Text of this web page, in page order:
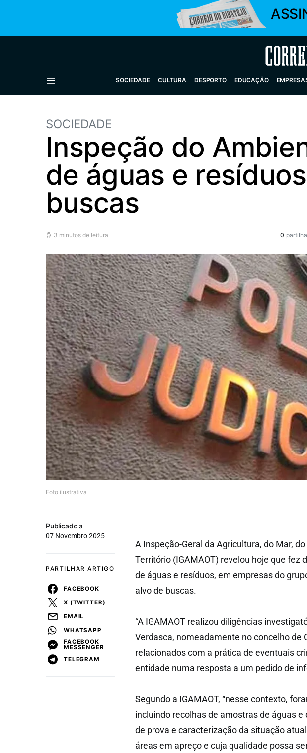
Correio
SOCIEDADE CULTURA DESPORTO EDUCAÇÃO
SOCIEDADE
Inspeção do
de águas e
buscas
3 minutos de leitura 0
Foto ilustrativa
Publicado a
07 Novembro 2025
PARTILHAR ARTIGO
FACEBOOK
X (TWITTER)
EMAIL
WHATSAPP
FACEBOOK
MESSENGER
TELEGRAM
A Inspeção-Geral da Agricultura, do Mar,
Território (IGAMAOT) revelou hoje que fez
de águas e resíduos, em empresas do
alvo de buscas.
“A IGAMAOT realizou diligências
Verdasca, nomeadamente no concelho de
relacionados com a prática de eventuais
entidade numa resposta a um pedido de
Segundo a IGAMAOT, “nesse contexto,
incluindo recolhas de amostras de águas
de prova e caracterização da situação
áreas em apreço e cuja qualidade possa